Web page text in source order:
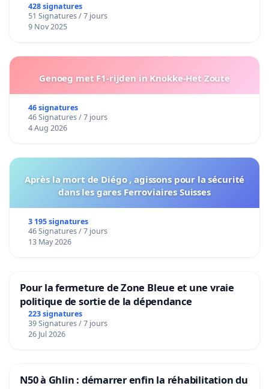
428 signatures
51 Signatures / 7 jours
9 Nov 2025
Genoeg met F1-rijden in Knokke-Het Zoute
46 signatures
46 Signatures / 7 jours
4 Aug 2026
Après la mort de Diégo , agissons pour la sécurité
dans les gares Ferroviaires Suisses
3 195 signatures
46 Signatures / 7 jours
13 May 2026
Pour la fermeture de Zone Bleue et une vraie
politique de sortie de la dépendance
223 signatures
39 Signatures / 7 jours
26 Jul 2026
N50 à Ghlin : démarrer enfin la réhabilitation du